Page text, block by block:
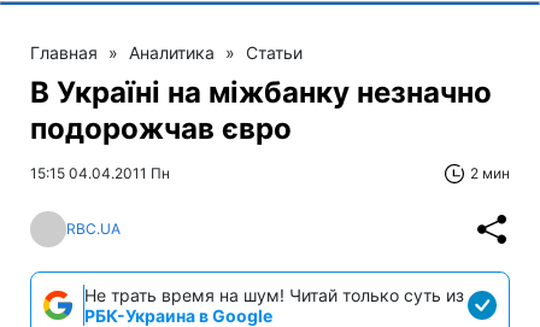
Главная » Аналитика » Статьи
В Україні на міжбанку незначно
подорожчав євро
15:15 04.04.2011 Пн 2 мин
RBC.UA
Не трать время на шум! Читай только суть из
РБК-Украина в Google